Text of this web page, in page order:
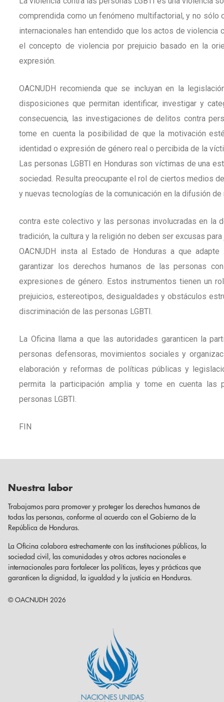
comprendida como un fenómeno multifactorial, y no
internacionales han entendido que los actos de violencia
el concepto de violencia por prejuicio basado en la
expresión.
OACNUDH recomienda que se incluyan en la
disposiciones que permitan identificar, investigar y
consecuencia, las investigaciones de delitos contra
tome en cuenta la posibilidad de que la motivación
identidad o expresión de género real o percibida de la
Las personas LGBTI en Honduras son víctimas de una
sociedad. Resulta preocupante el rol de ciertos medios
y nuevas tecnologías de la comunicación en la difusión
contra este colectivo y las personas involucradas en la
tradición, la cultura y la religión no deben ser excusas
OACNUDH insta al Estado de Honduras a que
garantizar los derechos humanos de las personas
expresiones de género. Estos instrumentos tienen un
prejuicios, estereotipos, desigualdades y obstáculos
discriminación de las personas LGBTI.
La Oficina llama a que las autoridades garanticen la
personas defensoras, movimientos sociales y
elaboración y reformas de políticas públicas y
permita la participación amplia y tome en cuenta las
personas LGBTI.
FIN
Nuestra labor
Trabajamos para promover y proteger los derechos humanos de
todas las personas, conforme al acuerdo con el Gobierno de la
República de Honduras.
La Oficina colabora estrechamente con las instituciones públicas, la
sociedad civil, las comunidades y otros actores nacionales e
internacionales para fortalecer las políticas, leyes y prácticas que
garanticen la dignidad, la igualdad y la justicia en Honduras.
© OACNUDH 2026